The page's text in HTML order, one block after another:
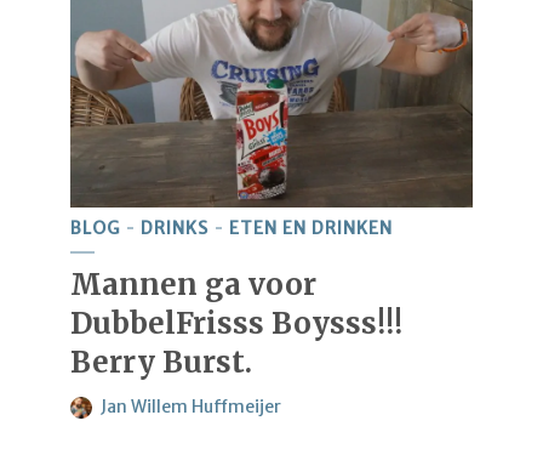
BLOG DRINKS ETEN EN DRINKEN
Mannen ga voor
DubbelFrisss Boysss!!!
Berry Burst.
Jan Willem Huffmeijer